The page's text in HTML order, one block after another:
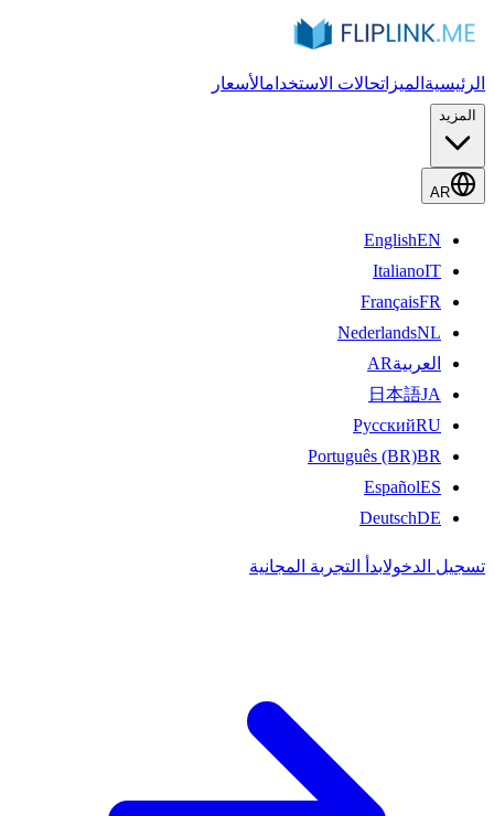
الرئيسية الميزاتحالات الاستخدامالأسعار
المزيد
AR
EnglishEN
ItalianoIT
FrançaisFR
NederlandsNL
العربيةAR
日本語JA
РусскийRU
Português (BR)BR
EspañolES
DeutschDE
تسجيل الدخولابدأ التجربة المجانية